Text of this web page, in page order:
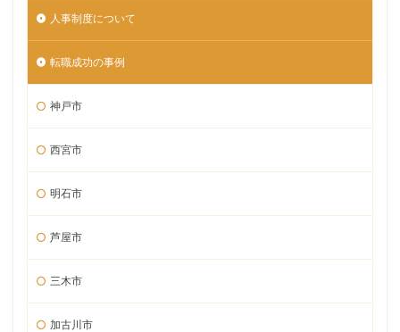
人事制度について
転職成功の事例
神戸市
西宮市
明石市
芦屋市
三木市
加古川市